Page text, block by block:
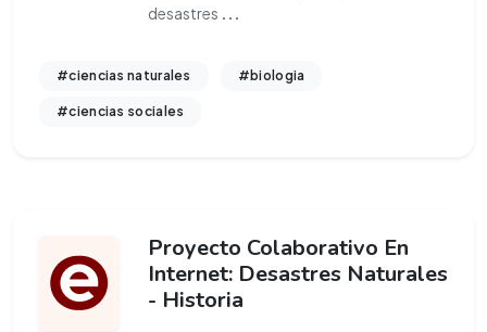
desastres ...
#ciencias naturales #biologia
#ciencias sociales
Proyecto Colaborativo En
Internet: Desastres Naturales
- Historia